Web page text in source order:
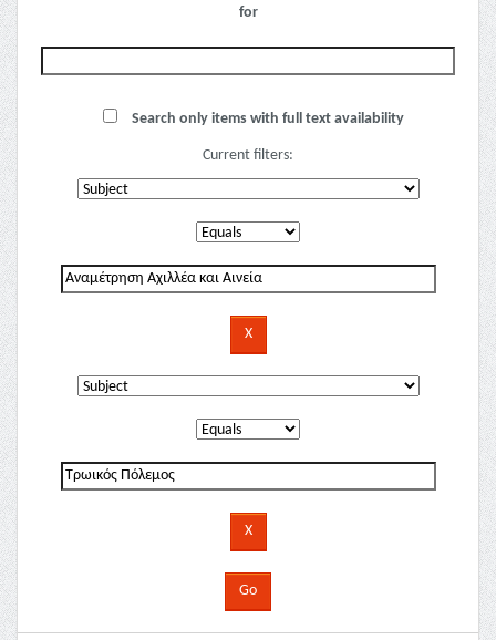
for
Search only items with full text availability
Current filters: